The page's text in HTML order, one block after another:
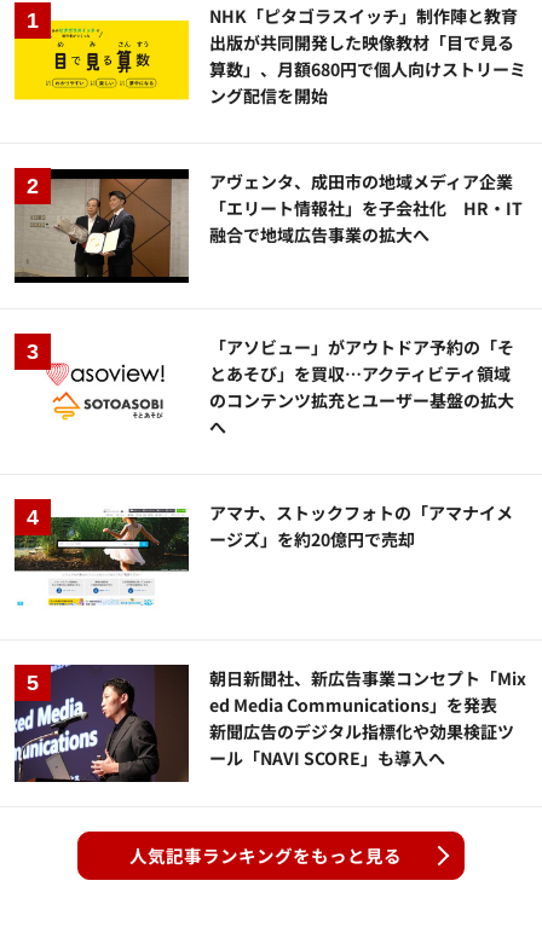
NHK「ピタゴラスイッチ」制作陣と教育
出版が共同開発した映像教材「目で見る
算数」、月額680円で個人向けストリーミ
ング配信を開始
アヴェンタ、成田市の地域メディア企業
「エリート情報社」を子会社化 HR・IT
融合で地域広告事業の拡大へ
「アソビュー」がアウトドア予約の「そ
とあそび」を買収…アクティビティ領域
のコンテンツ拡充とユーザー基盤の拡大
へ
アマナ、ストックフォトの「アマナイメ
ージズ」を約20億円で売却
朝日新聞社、新広告事業コンセプト「Mix
ed Media Communications」を発表
新聞広告のデジタル指標化や効果検証ツ
ール「NAVI SCORE」も導入へ
人気記事ランキングをもっと見る